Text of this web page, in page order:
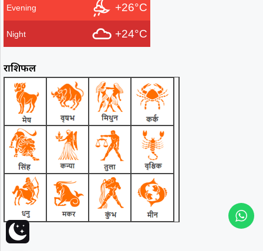
Evening +26°C
Night +24°C
राशिफल